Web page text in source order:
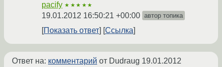
pacify ★★★★★
19.01.2012 16:50:21 +00:00 автор топика
Показать ответ Ссылка
Ответ на: комментарий от Dudraug 19.01.2012